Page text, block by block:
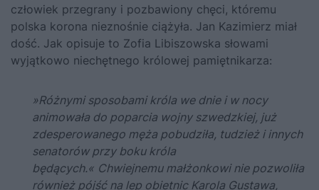
człowiek przegrany i pozbawiony chęci, któremu
polska korona nieznośnie ciążyła. Jan Kazimierz miał
dość. Jak opisuje to Zofia Libiszowska słowami
wyjątkowo niechętnego królowej pamiętnikarza:
»Różnymi sposobami króla we dnie i w nocy
animowała do poparcia wojny szwedzkiej, już
zdesperowanego męża pobudziła, tudzież i innych
senatorów przy boku króla
będących.« Chwiejnemu małżonkowi nie pozwoliła
również pójść na lep obietnic Karola Gustawa,